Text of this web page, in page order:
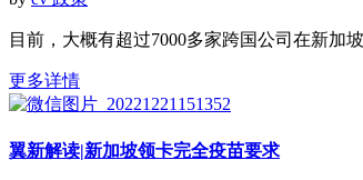
目前，大概有超过7000多家跨国公司在新加
更多详情
翼新解读|新加坡领卡完全疫苗要求